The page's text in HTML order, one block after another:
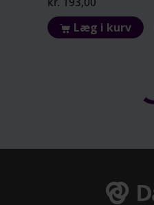
Læg i kurv